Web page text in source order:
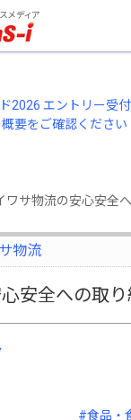
メディア
2026 エントリー受
概要をご確認ください
ワサ物流の安心安全
物流
安全への取
#食品・